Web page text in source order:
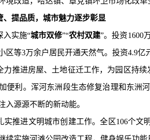
、提品质，城市魅力逐步彰显
入实施“城市双修”“农村双建”。投资1600
区等3万余户居民开通天然气。 投资4.9亿
力推进房屋、土地征迁工作， 为园区持续
便利。 浑河东洲段生态修复治理和东洲
入源源不断的新动能。
实推进文明城市创建工作。全区106个文